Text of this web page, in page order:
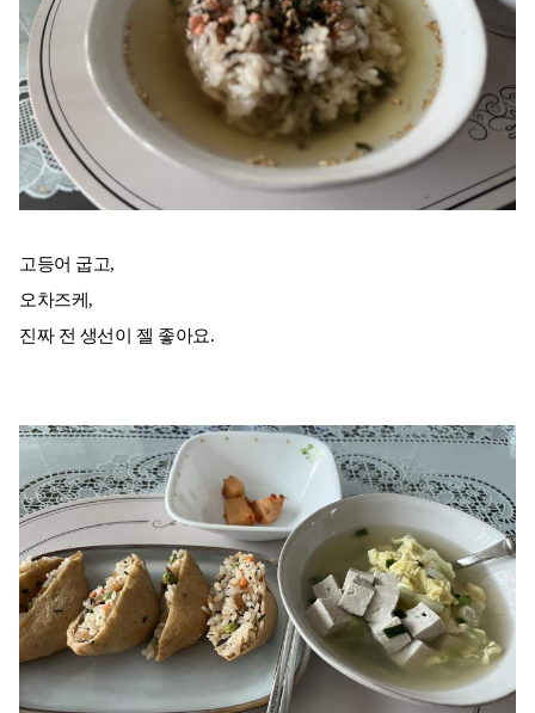
고등어 굽고,
오차즈케,
진짜 전 생선이 젤 좋아요.